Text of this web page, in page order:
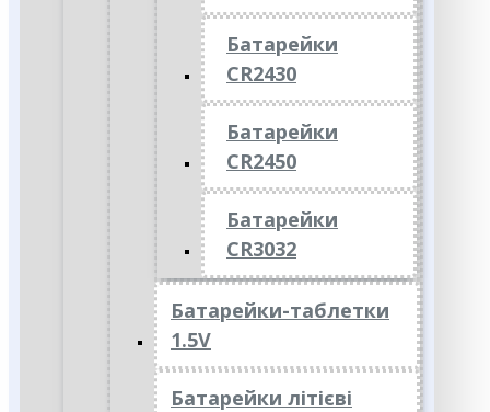
Батарейки
CR2430
Батарейки
CR2450
Батарейки
CR3032
Батарейки-таблетки
1.5V
Батарейки літієві